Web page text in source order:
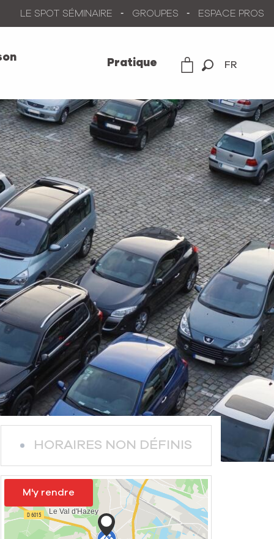
FR
LE SPOT SÉMINAIRE GROUPES ESPACE PROS
Pratique
HORAIRES NON DÉFINIS
M'y rendre